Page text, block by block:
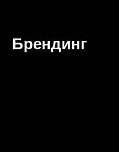
Брендинг